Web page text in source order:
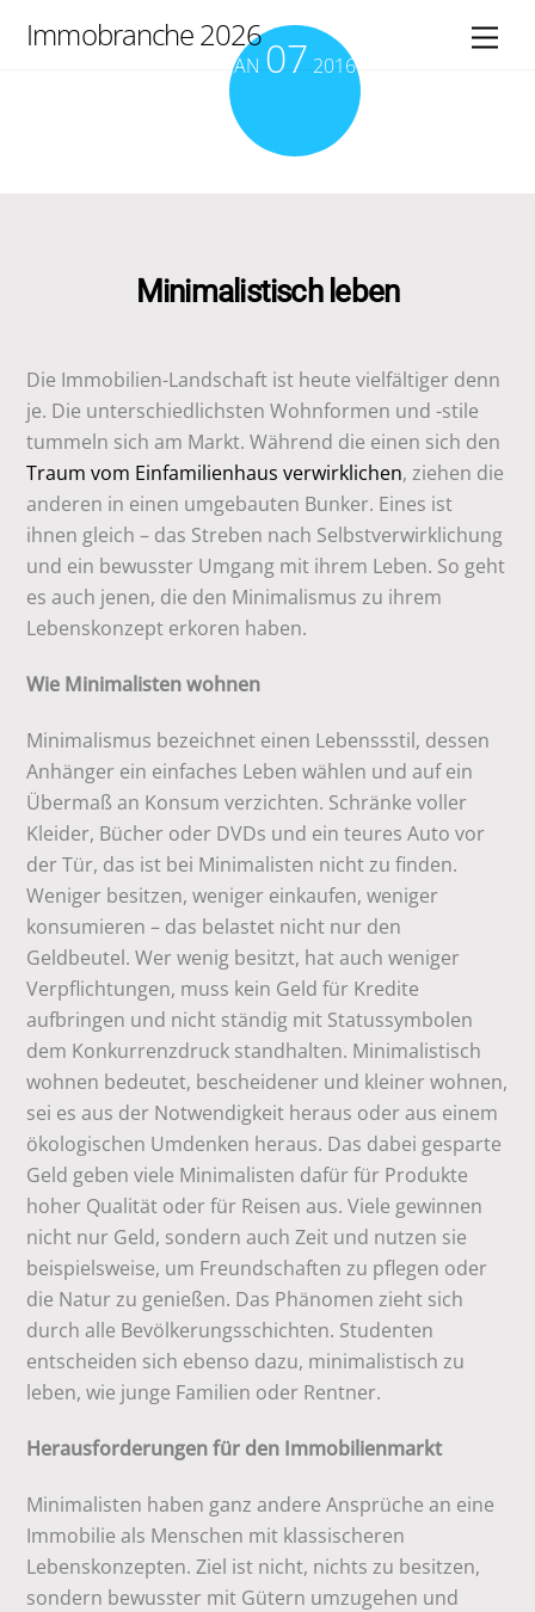
Immobranche 2026
JAN 07 2016
Minimalistisch leben
Die Immobilien-Landschaft ist heute vielfältiger denn
je. Die unterschiedlichsten Wohnformen und -stile
tummeln sich am Markt. Während die einen sich den
Traum vom Einfamilienhaus verwirklichen, ziehen die
anderen in einen umgebauten Bunker. Eines ist
ihnen gleich – das Streben nach Selbstverwirklichung
und ein bewusster Umgang mit ihrem Leben. So geht
es auch jenen, die den Minimalismus zu ihrem
Lebenskonzept erkoren haben.
Wie Minimalisten wohnen
Minimalismus bezeichnet einen Lebenssstil, dessen
Anhänger ein einfaches Leben wählen und auf ein
Übermaß an Konsum verzichten. Schränke voller
Kleider, Bücher oder DVDs und ein teures Auto vor
der Tür, das ist bei Minimalisten nicht zu finden.
Weniger besitzen, weniger einkaufen, weniger
konsumieren – das belastet nicht nur den
Geldbeutel. Wer wenig besitzt, hat auch weniger
Verpflichtungen, muss kein Geld für Kredite
aufbringen und nicht ständig mit Statussymbolen
dem Konkurrenzdruck standhalten. Minimalistisch
wohnen bedeutet, bescheidener und kleiner wohnen,
sei es aus der Notwendigkeit heraus oder aus einem
ökologischen Umdenken heraus. Das dabei gesparte
Geld geben viele Minimalisten dafür für Produkte
hoher Qualität oder für Reisen aus. Viele gewinnen
nicht nur Geld, sondern auch Zeit und nutzen sie
beispielsweise, um Freundschaften zu pflegen oder
die Natur zu genießen. Das Phänomen zieht sich
durch alle Bevölkerungsschichten. Studenten
entscheiden sich ebenso dazu, minimalistisch zu
leben, wie junge Familien oder Rentner.
Herausforderungen für den Immobilienmarkt
Minimalisten haben ganz andere Ansprüche an eine
Immobilie als Menschen mit klassischeren
Lebenskonzepten. Ziel ist nicht, nichts zu besitzen,
sondern bewusster mit Gütern umzugehen und